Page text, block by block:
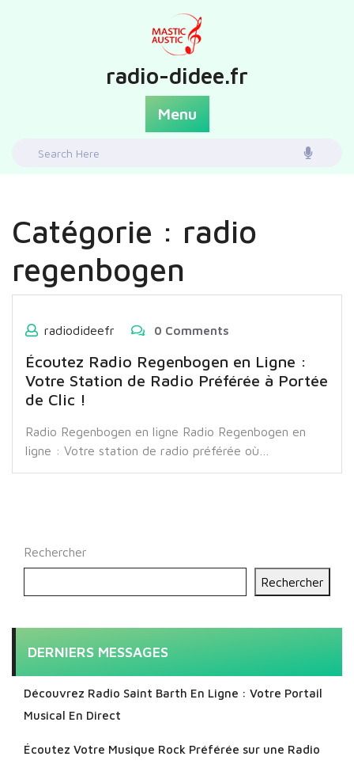
radio-didee.fr
Menu
Search
Catégorie : radio
regenbogen
radiodideefr 0 Comments
Écoutez Radio Regenbogen en Ligne :
Votre Station de Radio Préférée à Portée
de Clic !
Radio Regenbogen en ligne Radio Regenbogen en
ligne : Votre station de radio préférée où…
Rechercher
Rechercher
DERNIERS MESSAGES
Découvrez Radio Saint Barth En Ligne : Votre Portail
Musical En Direct
Écoutez Votre Musique Rock Préférée sur une Radio